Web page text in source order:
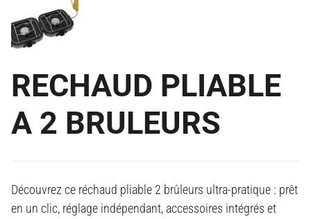
RECHAUD PLIABLE
A 2 BRULEURS
Découvrez ce réchaud pliable 2 brûleurs ultra-pratique : prêt
en un clic, réglage indépendant, accessoires intégrés et